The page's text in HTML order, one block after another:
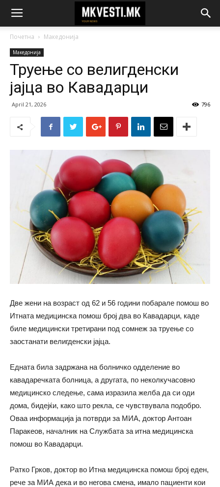
Почетна Македонија
Македонија
Труење со велигденски
јајца во Кавадарци
April 21, 2026 796
Две жени на возраст од 62 и 56 години побарале помош во
Итната медицинска помош број два во Кавадарци, каде
биле медицински третирани под сомнеж за труење со
заостанати велигденски јајца.
Едната била задржана на болничко одделение во
кавадаречката болница, а другата, по неколкучасовно
медицинско следење, сама изразила желба да си оди
дома, бидејќи, како што рекла, се чувствувала подобро.
Оваа информација ја потврди за МИА, доктор Антоан
Паракеов, началник на Службата за итна медицинска
помош во Кавадарци.
Ратко Грков, доктор во Итна медицинска помош број еден,
рече за МИА дека и во негова смена, имало пациенти кои